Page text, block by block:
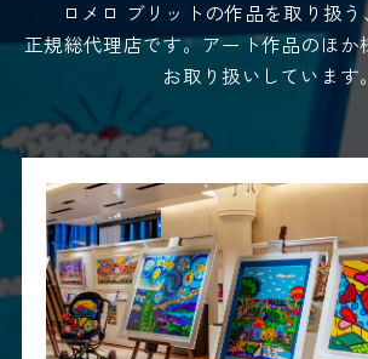
ロメロ ブリットの作品を取り扱
正規総代理店です。アート作品のほか
お取り扱いしています。